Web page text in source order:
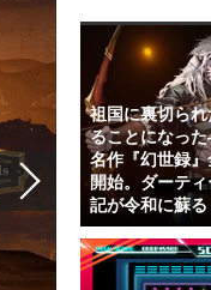
祖国に裏切ら
ることになっ
名作『幻世録
開始。ダーテ
記が令和に蘇る